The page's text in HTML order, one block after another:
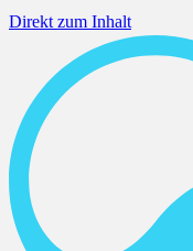
Direkt zum Inhalt